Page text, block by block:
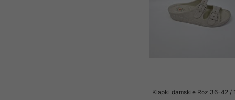
Klapki damskie Roz 36-42 /